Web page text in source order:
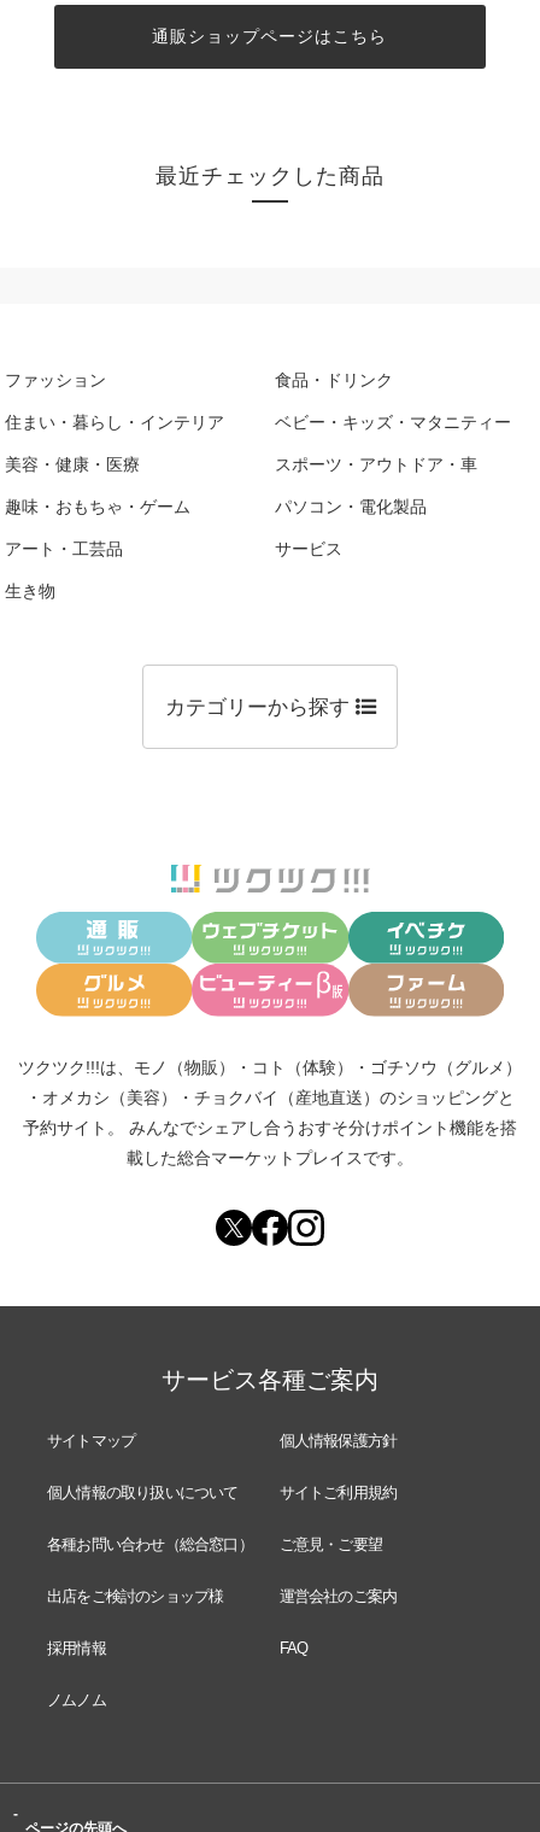
通販ショップページはこちら
最近チェックした商品
ファッション 食品・ドリンク
住まい・暮らし・インテリア ベビー・キッズ・マタニティー
美容・健康・医療 スポーツ・アウトドア・車
趣味・おもちゃ・ゲーム パソコン・電化製品
アート・工芸品 サービス
生き物
カテゴリーから探す
ツクツク!!!は、 モノ（物販） ・ コト（体験） ・ ゴチソウ（グルメ）
・ オメカシ（美容） ・ チョクバイ（産地直送） のショッピングと
予約サイト。
みんなでシェアし合う おすそ分けポイント機能を搭
載した総合マーケットプレイスです。
サービス各種ご案内
サイトマップ 個人情報保護方針
個人情報の取り扱いについて サイトご利用規約
各種お問い合わせ（総合窓口） ご意見・ご要望
出店をご検討のショップ様 運営会社のご案内
採用情報 FAQ
ノムノム
-
ページの先頭へ